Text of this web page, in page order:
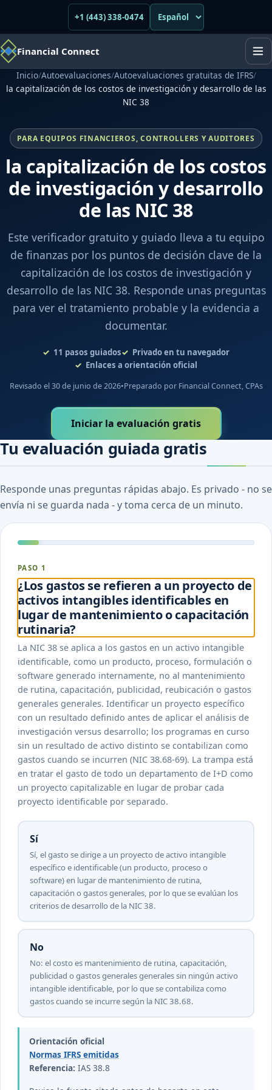
+1 (443) 338-0474
Financial Connect
Inicio/Autoevaluaciones/Autoevaluaciones gratuitas de IFRS/
la capitalización de los costos de investigación y desarrollo de las
NIC 38
PARA EQUIPOS FINANCIEROS, CONTROLLERS Y AUDITORES
la capitalización de los costos
de investigación y desarrollo
de las NIC 38
Este verificador gratuito y guiado lleva a tu equipo
de finanzas por los puntos de decisión clave de la
capitalización de los costos de investigación y
desarrollo de las NIC 38. Responde unas preguntas
para ver el tratamiento probable y la evidencia a
documentar.
11 pasos guiados
Privado en tu navegador
Enlaces a orientación oficial
Revisado el 30 de junio de 2026•Preparado por Financial Connect, CPAs
Iniciar la evaluación gratis
Tu evaluación guiada gratis
Responde unas preguntas rápidas abajo. Es privado - no se
envía ni se guarda nada - y toma cerca de un minuto.
PASO 1
¿Los gastos se refieren a un proyecto de
activos intangibles identificables en
lugar de mantenimiento o capacitación
rutinaria?
La NIC 38 se aplica a los gastos en un activo intangible
identificable, como un producto, proceso, formulación o
software generado internamente, no al mantenimiento
de rutina, capacitación, publicidad, reubicación o gastos
generales generales. Identificar un proyecto específico
con un resultado definido antes de aplicar el análisis de
investigación versus desarrollo; los programas en curso
sin un resultado de activo distinto se contabilizan como
gastos cuando se incurren (NIC 38.68-69). La trampa está
en tratar el gasto de todo un departamento de I+D como
un proyecto capitalizable en lugar de probar cada
proyecto identificable por separado.
Sí
Sí, el gasto se dirige a un proyecto de activo intangible
específico e identificable (un producto, proceso o
software) en lugar de mantenimiento de rutina,
capacitación o gastos generales, por lo que se evalúan los
criterios de desarrollo de la NIC 38.
No
No: el costo es mantenimiento de rutina, capacitación,
publicidad o gastos generales generales sin ningún activo
intangible identificable, por lo que se contabiliza como
gastos cuando se incurre según la NIC 38.68.
Orientación oficial
Normas IFRS emitidas
Referencia: IAS 38.8